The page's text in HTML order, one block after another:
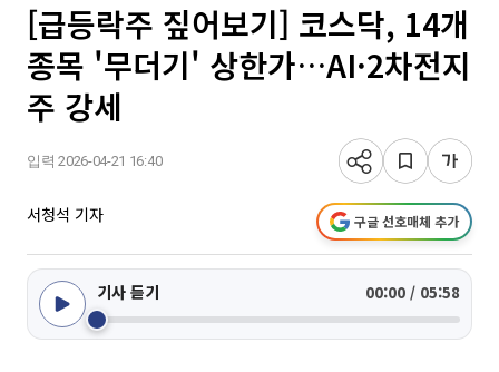
[급등락주 짚어보기] 코스닥, 14개
종목 '무더기' 상한가…AI·2차전지
주 강세
입력 2026-04-21 16:40
서청석 기자 구글 선호매체 추가
기사 듣기 00:00 / 05:58